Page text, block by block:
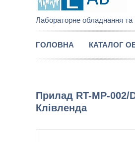
Лабораторне обладнання та
ГОЛОВНА КАТАЛОГ
Прилад RT-MP-002/
Клівленда